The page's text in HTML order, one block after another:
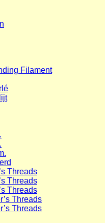
Filament
Threads
Threads
Threads
Threads
Threads